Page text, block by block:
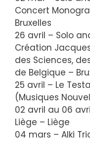
Concert
Bruxelles
26 avril – Solo
Création
des Sciences,
de Belgique –
25 avril – Le
(Musiques
02 avril au 06
Liège – Liège
04 mars – Alki